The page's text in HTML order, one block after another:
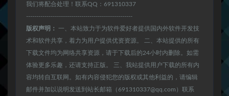
我们将配合处理！联系QQ：691310337
----------------------------------------------------
版权声明：
一、本站致力于为软件爱好者提供国内外软件开发技
术和软件共享，着力为用户提供优资资源。 二、本站提供的所有
下载文件均为网络共享资源，请于下载后的24小时内删除。如需
体验更多乐趣，还请支持正版。 三、我站提供用户下载的所有内
容均转自互联网。如有内容侵犯您的版权或其他利益的，请编辑
邮件并加以说明发送到站长邮箱（691310337@qq.com）联系